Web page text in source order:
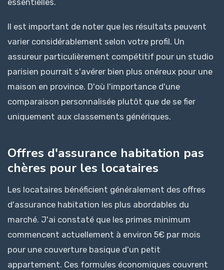
Il est important de noter que les résultats peuvent
varier considérablement selon votre profil. Un
assureur particulièrement compétitif pour un studio
parisien pourrait s'avérer bien plus onéreux pour une
maison en province. D'où l'importance d'une
comparaison personnalisée plutôt que de se fier
uniquement aux classements génériques.
Offres d'assurance habitation pas
chères pour les locataires
Les locataires bénéficient généralement des offres
d'assurance habitation les plus abordables du
marché. J'ai constaté que les primes minimum
commencent actuellement à environ 5€ par mois
pour une couverture basique d'un petit
appartement. Ces formules économiques couvrent